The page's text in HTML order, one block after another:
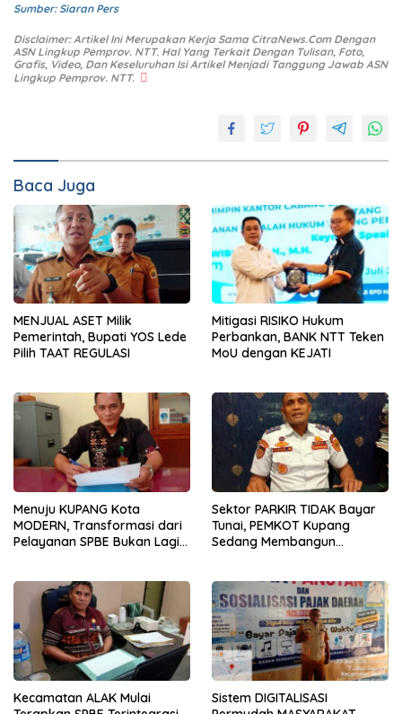
Sumber: Siaran Pers
Disclaimer: Artikel Ini Merupakan Kerja Sama CitraNews.Com Dengan
ASN Lingkup Pemprov. NTT. Hal Yang Terkait Dengan Tulisan, Foto,
Grafis, Video, Dan Keseluruhan Isi Artikel Menjadi Tanggung Jawab ASN
Lingkup Pemprov. NTT.
Baca Juga
MENJUAL ASET Milik
Pemerintah, Bupati YOS Lede
Pilih TAAT REGULASI
Mitigasi RISIKO Hukum
Perbankan, BANK NTT Teken
MoU dengan KEJATI
Menuju KUPANG Kota
MODERN, Transformasi dari
Pelayanan SPBE Bukan Lagi
Sektor PARKIR TIDAK Bayar
Tunai, PEMKOT Kupang
Sedang Membangun
Kecamatan ALAK Mulai
Sistem DIGITALISASI